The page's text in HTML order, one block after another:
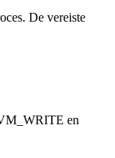
De vereiste
en